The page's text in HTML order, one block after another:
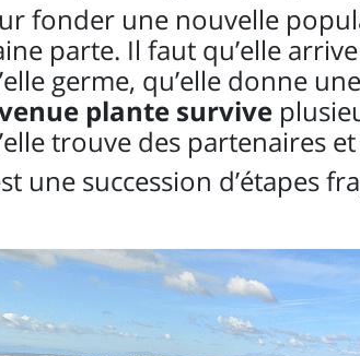
fonder une nouvelle
parte. Il faut qu’elle
germe, qu’elle donne
plante survive
trouve des partenaires
une succession d’étapes